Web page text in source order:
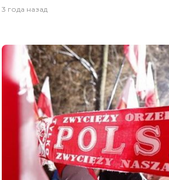
3 года назад